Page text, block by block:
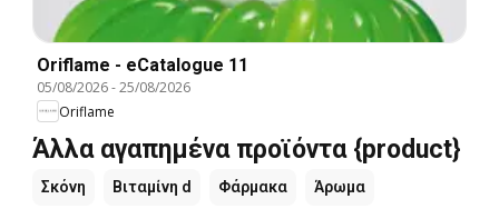
Oriflame - eCatalogue 11
05/08/2026-25/08/2026
Oriflame
Άλλα αγαπημένα προϊόντα {product}
Σκόνη Βιταμίνη d Φάρμακα Άρωμα